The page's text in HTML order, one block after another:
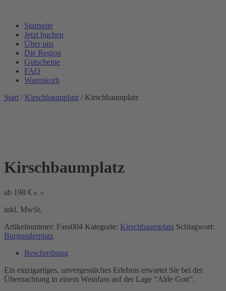
Startseite
Jetzt buchen
Über uns
Die Region
Gutscheine
FAQ
Warenkorb
Start / Kirschbaumplatz / Kirschbaumplatz
Kirschbaumplatz
ab 198 € n. v.
inkl. MwSt.
Artikelnummer: Fass004 Kategorie: Kirschbaumplatz Schlagwort:
Burgunderplatz
Beschreibung
Ein einzigartiges, unvergessliches Erlebnis erwartet Sie bei der
Übernachtung in einem Weinfass auf der Lage “Alde Gott”.